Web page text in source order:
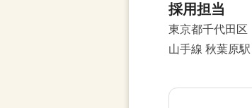
採用担当
東京都千代田区
山手線 秋葉原駅